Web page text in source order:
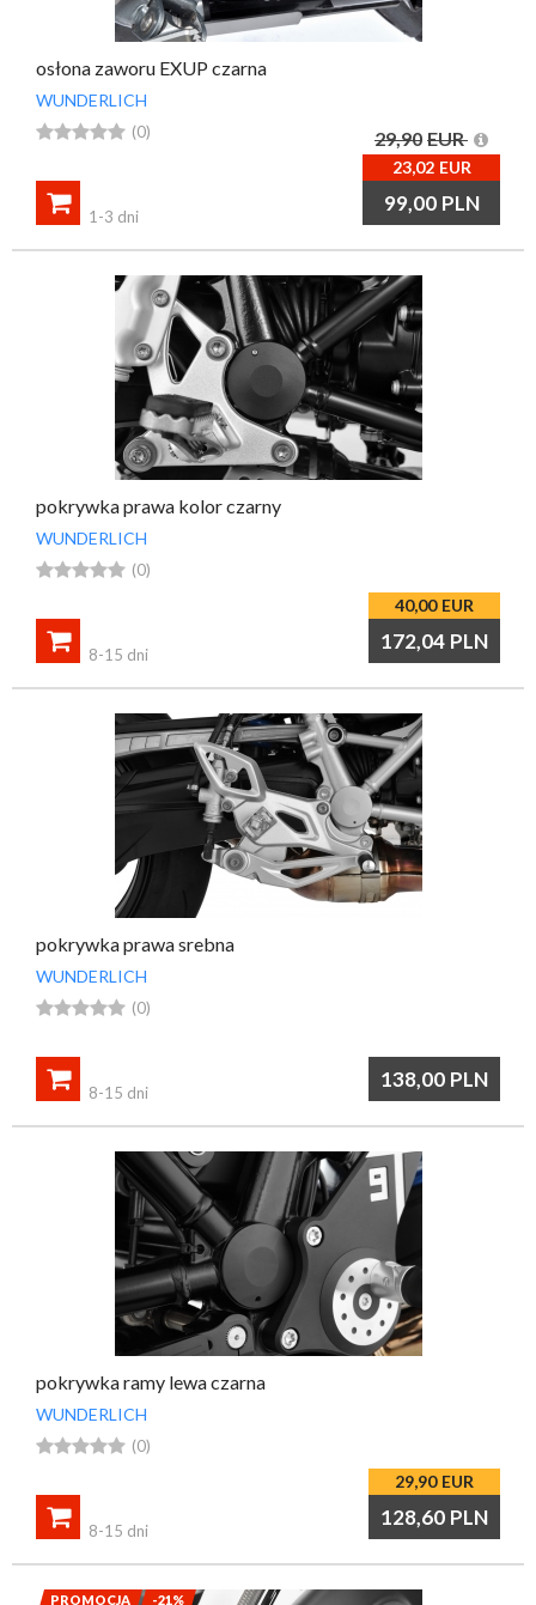
osłona zaworu EXUP czarna
WUNDERLICH
 (0) 29,90 EUR
23,02 EUR
99,00 PLN

1-3 dni
pokrywka prawa kolor czarny
WUNDERLICH
 (0)
40,00 EUR
172,04 PLN

8-15 dni
pokrywka prawa srebna
WUNDERLICH
 (0)
138,00 PLN

8-15 dni
pokrywka ramy lewa czarna
WUNDERLICH
 (0)
29,90 EUR
128,60 PLN

8-15 dni
PROMOCJA -21%